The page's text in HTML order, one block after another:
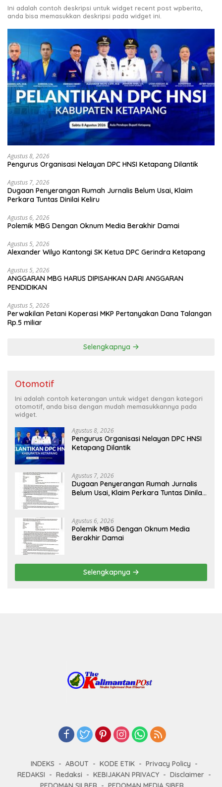
Ini adalah contoh deskripsi untuk widget recent post wpberita,
anda bisa memasukkan deskripsi pada widget ini.
Agustus 8, 2026
Pengurus Organisasi Nelayan DPC HNSI Ketapang Dilantik
Agustus 7, 2026
Dugaan Penyerangan Rumah Jurnalis Belum Usai, Klaim
Perkara Tuntas Dinilai Keliru
Agustus 6, 2026
Polemik MBG Dengan Oknum Media Berakhir Damai
Agustus 5, 2026
Alexander Wilyo Kantongi SK Ketua DPC Gerindra Ketapang
Agustus 5, 2026
ANGGARAN MBG HARUS DIPISAHKAN DARI ANGGARAN
PENDIDIKAN
Agustus 5, 2026
Perwakilan Petani Koperasi MKP Pertanyakan Dana Talangan
Rp.5 miliar
Selengkapnya
Otomotif
Ini adalah contoh keterangan untuk widget dengan kategori
otomotif, anda bisa dengan mudah memasukkannya pada
widget.
Agustus 8, 2026
Pengurus Organisasi Nelayan DPC HNSI
Ketapang Dilantik
Agustus 7, 2026
Dugaan Penyerangan Rumah Jurnalis
Belum Usai, Klaim Perkara Tuntas Dinilai
Agustus 6, 2026
Polemik MBG Dengan Oknum Media
Berakhir Damai
Selengkapnya
INDEKS ABOUT KODE ETIK
Privacy Policy
REDAKSI
Redaksi KEBIJAKAN PRIVACY
Disclaimer